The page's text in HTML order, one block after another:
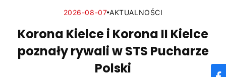
2026-08-07 AKTUALNOŚCI
Korona Kielce i Korona II Kielce
poznały rywali w STS Pucharze
Polski